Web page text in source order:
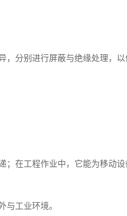
分别进行屏蔽与绝缘处理，
；在工程作业中，它能为移动
与工业环境。